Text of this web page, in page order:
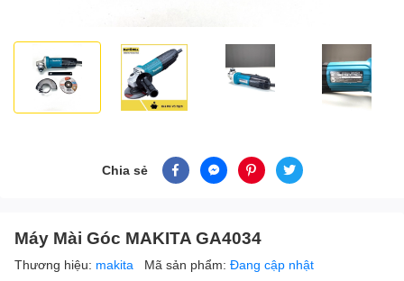
Chia sẻ
Máy Mài Góc MAKITA GA4034
Thương hiệu: makita Mã sản phẩm: Đang cập nhật